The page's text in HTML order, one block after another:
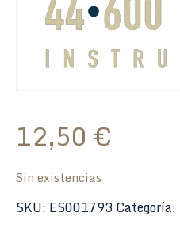
12,50 €
Sin existencias
SKU: ES001793Categoría: